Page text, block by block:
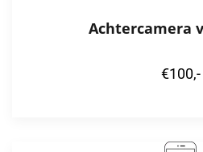
Achtercamera
€100,-